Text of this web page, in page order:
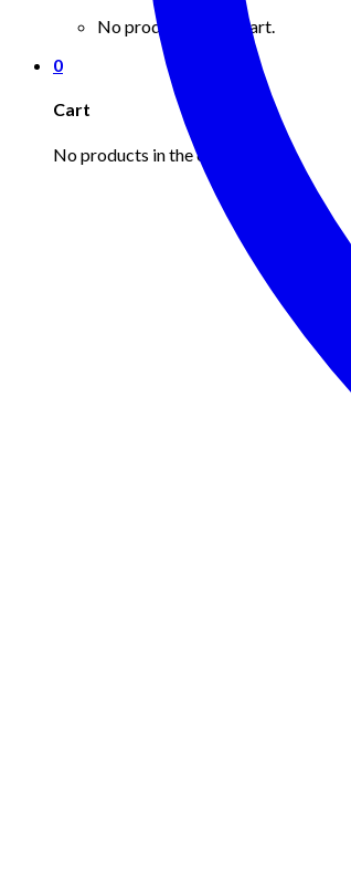
No products in the cart.
0
Cart
No products in the cart.